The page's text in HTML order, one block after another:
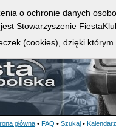
główna • FAQ • Szukaj • Kalendarz
o ochronie danych
Stowarzyszenie
(cookies), dzięki